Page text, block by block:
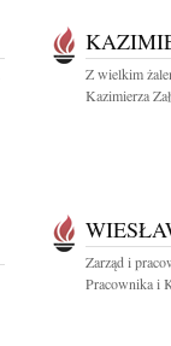
Z wielkim
Kazimierza
Zarząd i
Pracownika i